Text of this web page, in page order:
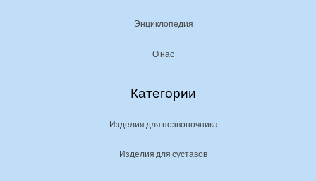
Энциклопедия
О нас
Категории
Изделия для позвоночника
Изделия для суставов